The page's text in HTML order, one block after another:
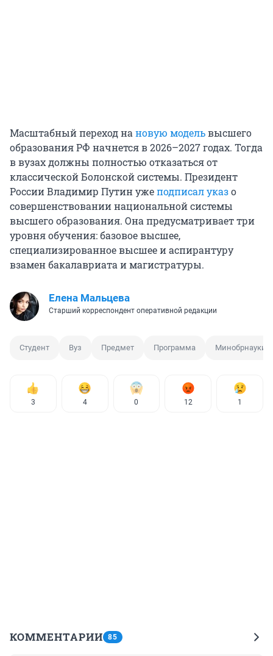
Масштабный переход нановую модельвысшего
образования РФ начнется в 2026–2027 годах. Тогда
в вузах должны полностью отказаться от
классической Болонской системы. Президент
России Владимир Путин ужеподписал указо
совершенствовании национальной системы
высшего образования. Она предусматривает три
уровня обучения: базовое высшее,
специализированное высшее и аспирантуру
взамен бакалавриата и магистратуры.
Елена Мальцева
Старший корреспондент оперативной редакции
Студент Вуз Предмет Программа Минобрнауки
3 4 0 12 1
КОММЕНТАРИИ 85